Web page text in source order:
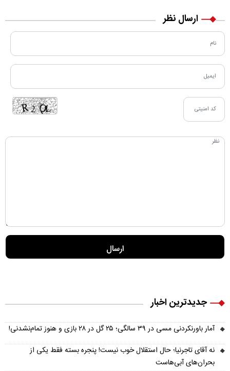
ارسال نظر
جدیدترین اخبار
آمار باورنکردنی مسی در ۳۹ سالگی؛ ۲۵ گل در ۲۸ بازی و هنوز تمام‌نشدنی!
نه آقای تاجرنیا؛ حال استقلال خوب نیست! پنجره بسته فقط یکی از
بحران‌های آبی‌هاست